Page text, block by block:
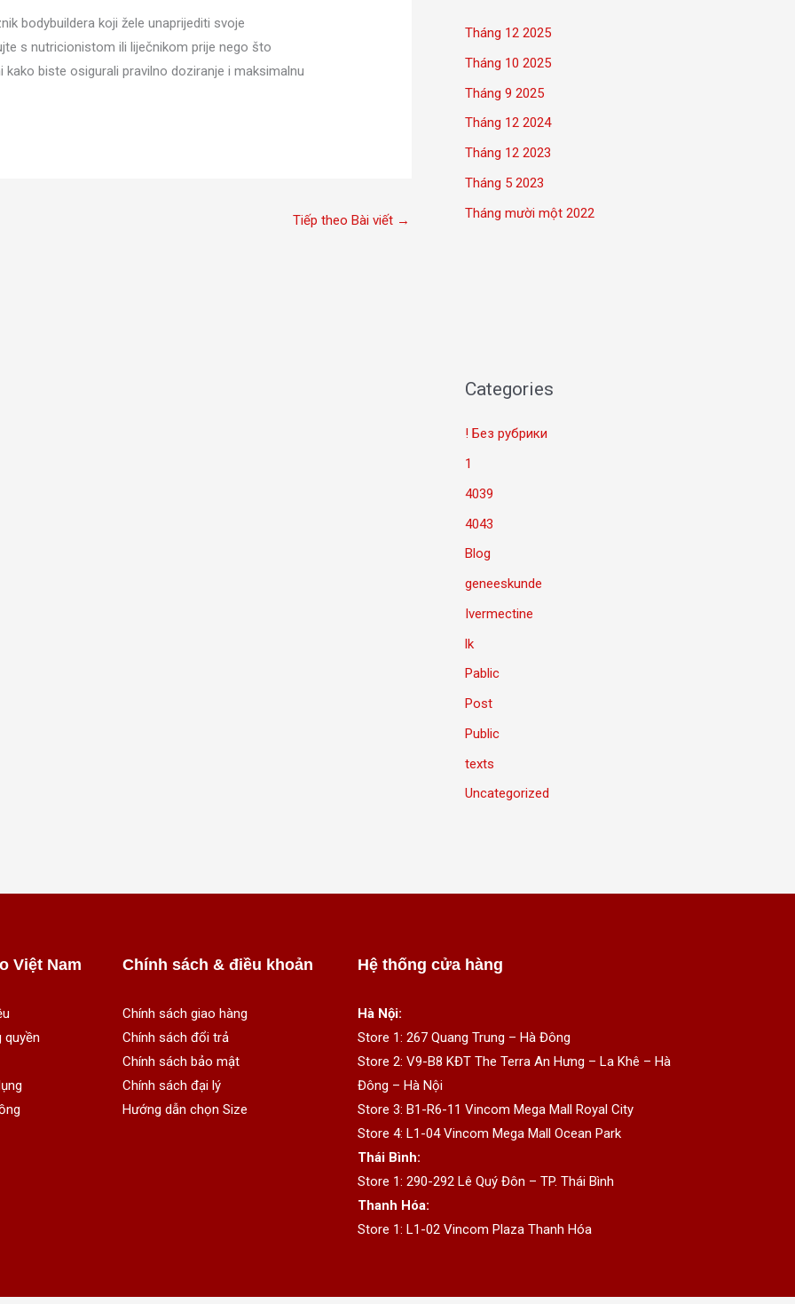
bodybuildera koji žele unaprijediti svoje
s nutricionistom ili liječnikom prije nego što
biste osigurali pravilno doziranje i maksimalnu
Tiếp theo Bài viết →
Tháng 12 2025
Tháng 10 2025
Tháng 9 2025
Tháng 12 2024
Tháng 12 2023
Tháng 5 2023
Tháng mười một 2022
Categories
! Без рубрики
1
4039
4043
Blog
geneeskunde
Ivermectine
lk
Pablic
Post
Public
texts
Uncategorized
Việt Nam
quyền
Chính sách & điều khoản
Chính sách giao hàng
Chính sách đổi trả
Chính sách bảo mật
Chính sách đại lý
Hướng dẫn chọn Size
Hệ thống cửa hàng
Hà Nội:
Store 1: 267 Quang Trung – Hà Đông
Store 2: V9-B8 KĐT The Terra An Hưng – La Khê – Hà
Đông – Hà Nội
Store 3: B1-R6-11 Vincom Mega Mall Royal City
Store 4: L1-04 Vincom Mega Mall Ocean Park
Thái Bình:
Store 1: 290-292 Lê Quý Đôn – TP. Thái Bình
Thanh Hóa:
Store 1: L1-02 Vincom Plaza Thanh Hóa